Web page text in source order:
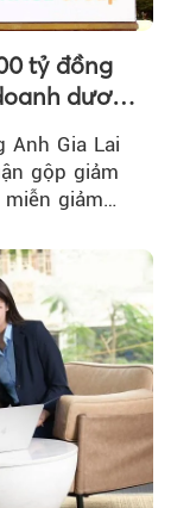
tỷ đồng
dương
Anh Gia Lai
gộp giảm
giảm